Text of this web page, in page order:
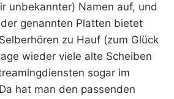
unbekannter) Namen auf, und
genannten Platten bietet
zu Hauf (zum Glück
wieder viele alte Scheiben
sogar im
hat man den passenden